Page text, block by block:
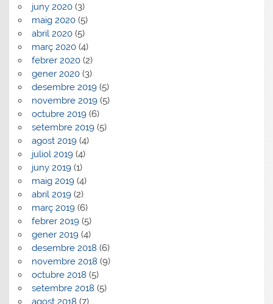
juny 2020(3)
maig 2020(5)
abril 2020(5)
març 2020(4)
febrer 2020(2)
gener 2020(3)
desembre 2019(5)
novembre 2019(5)
octubre 2019(6)
setembre 2019(5)
agost 2019(4)
juliol 2019(4)
juny 2019(1)
maig 2019(4)
abril 2019(2)
març 2019(6)
febrer 2019(5)
gener 2019(4)
desembre 2018 (6)
novembre 2018 (9)
octubre 2018 (5)
setembre 2018 (5)
agost 2018 (7)